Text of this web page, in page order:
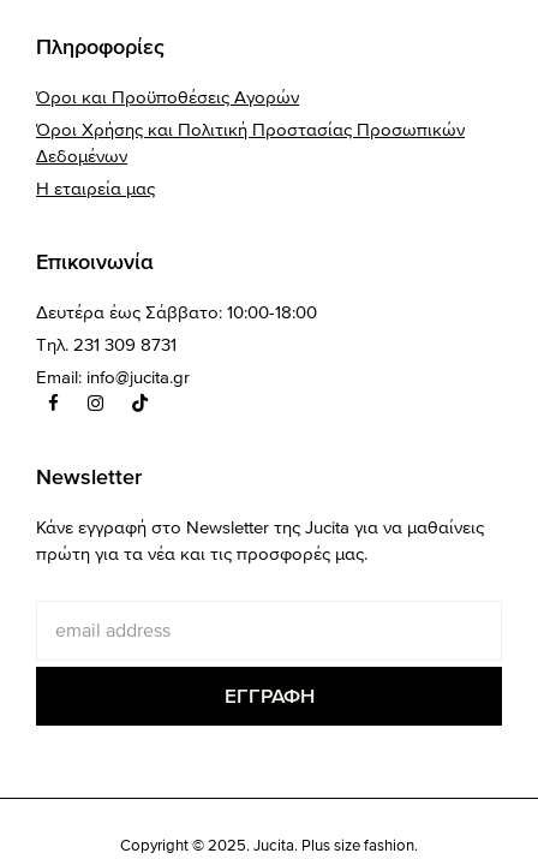
Πληροφορίες
Όροι και Προϋποθέσεις Αγορών
Όροι Χρήσης και Πολιτική Προστασίας Προσωπικών
Δεδομένων
Η εταιρεία μας
Επικοινωνία
Δευτέρα έως Σάββατο: 10:00-18:00
Τηλ. 231 309 8731
Email: info@jucita.gr
Newsletter
Κάνε εγγραφή στο Newsletter της Jucita για να μαθαίνεις
πρώτη για τα νέα και τις προσφορές μας.
Copyright © 2025. Jucita. Plus size fashion.